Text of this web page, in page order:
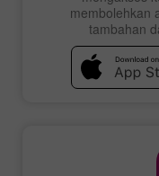
membolehkan
tambahan